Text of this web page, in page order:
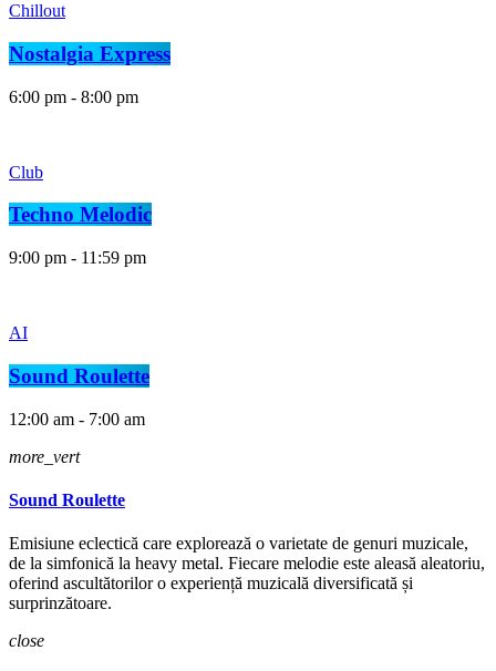
Chillout
Nostalgia Express
6:00 pm - 8:00 pm
Club
Techno Melodic
9:00 pm - 11:59 pm
AI
Sound Roulette
12:00 am - 7:00 am
more_vert
Sound Roulette
Emisiune eclectică care explorează o varietate de genuri muzicale,
de la simfonică la heavy metal. Fiecare melodie este aleasă aleatoriu,
oferind ascultătorilor o experiență muzicală diversificată și
surprinzătoare.
close